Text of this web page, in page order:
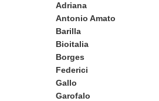
Adriana
Antonio Amato
Barilla
Bioitalia
Borges
Federici
Gallo
Garofalo